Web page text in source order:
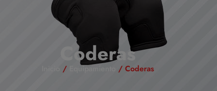
Coderas
/ Equipamiento / Coderas